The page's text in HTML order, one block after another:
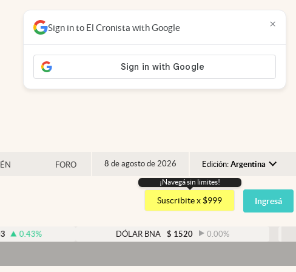
FORO 8 de agosto de 2026 Edición: Argentina
Argentina
España
USA
¡Navegá sin limites!
Suscribite x $999 Ingresá
% DÓLAR BNA $ 1520 0.00%
Sign in to El Cronista with Google ×